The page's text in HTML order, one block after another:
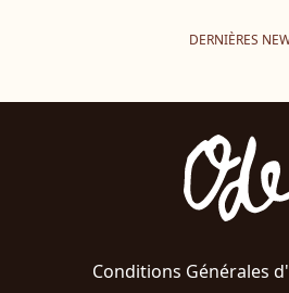
DERNIÈRES
Conditions Générales